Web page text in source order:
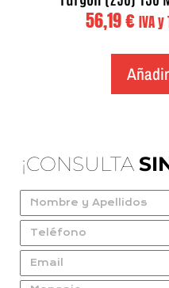
56,19€ IVA
¡CONSULTA